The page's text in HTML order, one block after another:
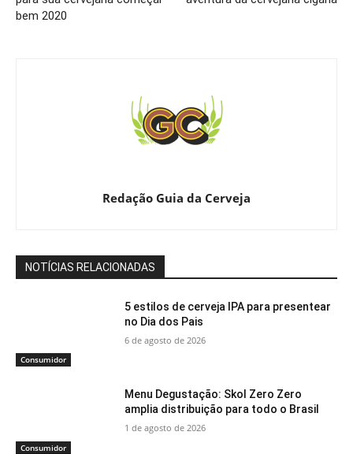
bem 2020
Redação Guia da Cerveja
NOTÍCIAS RELACIONADAS
Consumidor
5 estilos de cerveja IPA para presentear
no Dia dos Pais
6 de agosto de 2026
Consumidor
Menu Degustação: Skol Zero Zero
amplia distribuição para todo o Brasil
1 de agosto de 2026